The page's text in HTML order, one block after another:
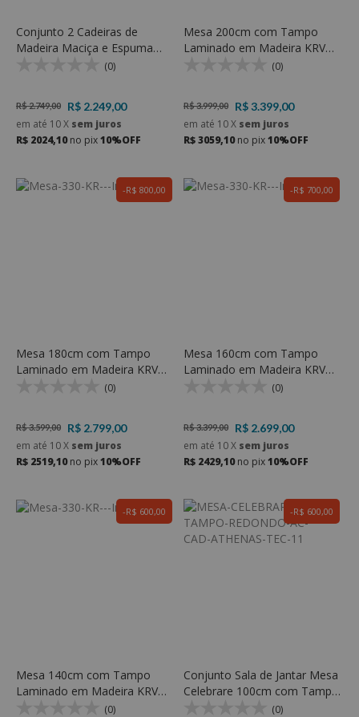
Conjunto 2 Cadeiras de
Madeira Maciça e Espuma
(0)
R$ 2.749,00
R$ 2.249,00
em até 10X sem juros
R$ 2024,10no pix10%OFF
Mesa 200cm com Tampo
Laminado em Madeira KRV
(0)
R$ 3.999,00
R$ 3.399,00
em até 10X sem juros
R$ 3059,10no pix10%OFF
R$ 800,00
Mesa 180cm com Tampo
Laminado em Madeira KRV
(0)
R$ 3.599,00
R$ 2.799,00
em até 10X sem juros
R$ 2519,10no pix10%OFF
R$ 700,00
Mesa 160cm com Tampo
Laminado em Madeira KRV
(0)
R$ 3.399,00
R$ 2.699,00
em até 10X sem juros
R$ 2429,10no pix10%OFF
R$ 600,00
Mesa 140cm com Tampo
Laminado em Madeira KRV
(0)
R$ 600,00
Conjunto Sala de Jantar Mesa
Celebrare 100cm com Tampo
de Vidro Redondo e 4
(0)